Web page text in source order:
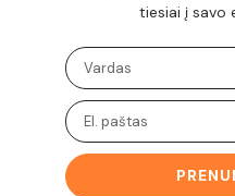
tiesiai į savo